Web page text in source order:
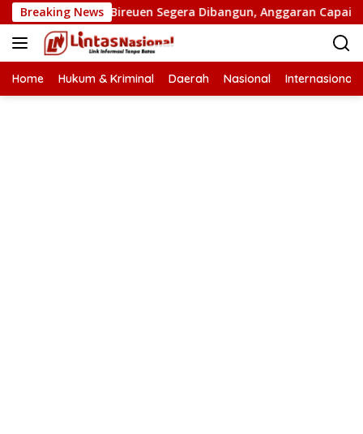
Langsung
ke
konten
Breaking News
di Bireuen Segera Dibangun, Anggaran Capai 500 M
Home Hukum & Kriminal Daerah Nasional Internasional